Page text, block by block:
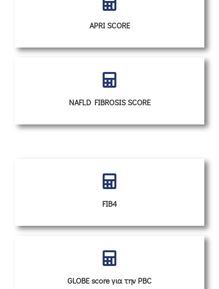
APRI SCORE
NAFLD FIBROSIS SCORE
FIB4
GLOBE score για την PBC